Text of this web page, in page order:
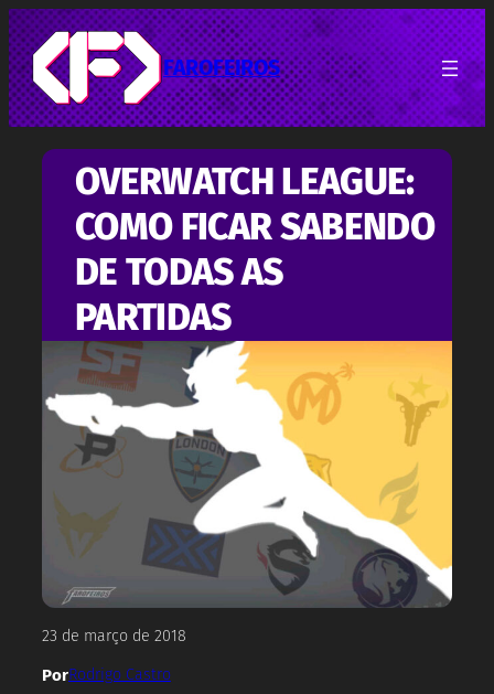
Pular
para
o
conteúdo
FAROFEIROS
OVERWATCH LEAGUE:
COMO FICAR SABENDO
DE TODAS AS
PARTIDAS
23 de março de 2018
PorRodrigo Castro